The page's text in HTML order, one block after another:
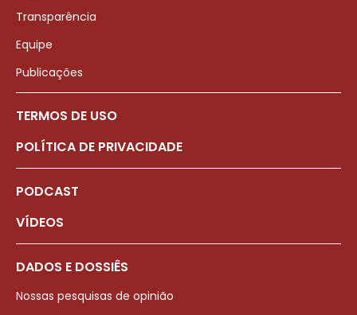
Transparência
Equipe
Publicações
TERMOS DE USO
POLÍTICA DE PRIVACIDADE
PODCAST
VÍDEOS
DADOS E DOSSIÊS
Nossas pesquisas de opinião